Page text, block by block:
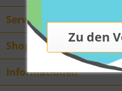
Service Hotline
Shop Service
Informationen